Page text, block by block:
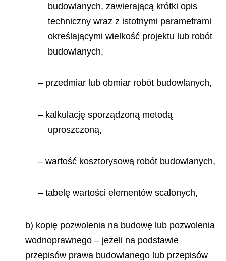
budowlanych, zawierającą krótki opis
techniczny wraz z istotnymi parametrami
określającymi wielkość projektu lub robót
budowlanych,
– przedmiar lub obmiar robót budowlanych,
– kalkulację sporządzoną metodą
uproszczoną,
– wartość kosztorysową robót budowlanych,
– tabelę wartości elementów scalonych,
b) kopię pozwolenia na budowę lub pozwolenia
wodnoprawnego – jeżeli na podstawie
przepisów prawa budowlanego lub przepisów